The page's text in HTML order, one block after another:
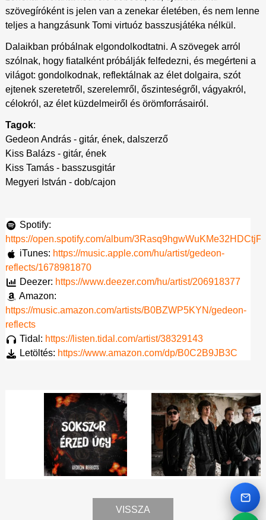
szövegíróként is jelen van a zenekar életében, és nem lenne
teljes a hangzásunk Tomi virtuóz basszusjátéka nélkül.
Dalaikban próbálnak elgondolkodtatni. A szövegek arról
szólnak, hogy fiatalként próbálják felfedezni, és megérteni a
világot: gondolkodnak, reflektálnak az élet dolgaira, szót
ejtenek szeretetről, szerelemről, őszinteségről, vágyakról,
célokról, az élet küzdelmeiről és örömforrásairól.
Tagok:
Gedeon András - gitár, ének, dalszerző
Kiss Balázs - gitár, ének
Kiss Tamás - basszusgitár
Megyeri István - dob/cajon
Spotify:
https://open.spotify.com/album/3Rasq9hgwWuKMe32HDCtjF
iTunes: https://music.apple.com/hu/artist/gedeon-
reflects/1678981870
Deezer: https://www.deezer.com/hu/artist/206918377
Amazon:
https://music.amazon.com/artists/B0BZWP5KYN/gedeon-
reflects
Tidal: https://listen.tidal.com/artist/38329143
Letöltés: https://www.amazon.com/dp/B0C2B9JB3C
Next
VISSZA